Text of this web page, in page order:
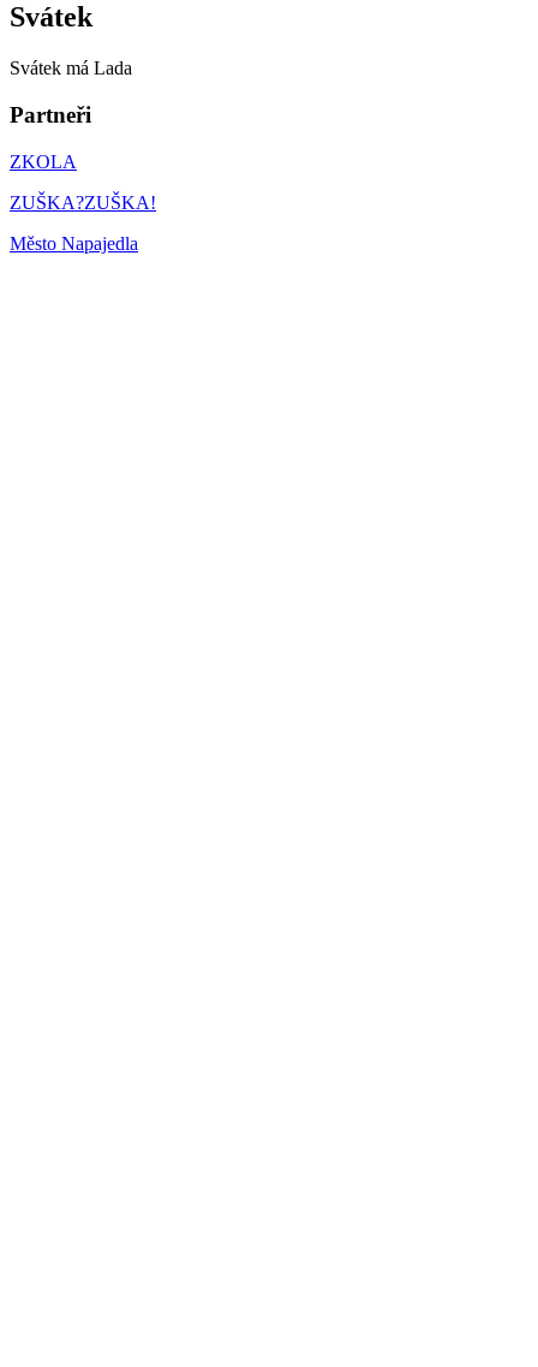
Svátek
Svátek má Lada
Partneři
ZKOLA
ZUŠKA?ZUŠKA!
Město Napajedla